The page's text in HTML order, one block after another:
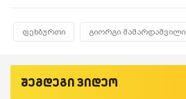
ფეხბურთი გიორგი მამარდაშვილი
შემდეგი ვიდეო